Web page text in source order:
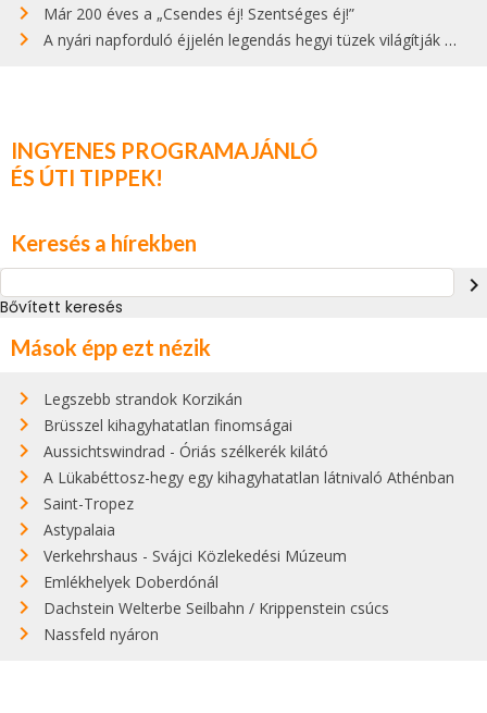
Már 200 éves a „Csendes éj! Szentséges éj!”
A nyári napforduló éjjelén legendás hegyi tüzek világítják meg Zugspitzét
INGYENES PROGRAMAJÁNLÓ
ÉS ÚTI TIPPEK!
Keresés a hírekben
navigate_next
Bővített keresés
Mások épp ezt nézik
Legszebb strandok Korzikán
Brüsszel kihagyhatatlan finomságai
Aussichtswindrad - Óriás szélkerék kilátó
A Lükabéttosz-hegy egy kihagyhatatlan látnivaló Athénban
Saint-Tropez
Astypalaia
Verkehrshaus - Svájci Közlekedési Múzeum
Emlékhelyek Doberdónál
Dachstein Welterbe Seilbahn / Krippenstein csúcs
Nassfeld nyáron